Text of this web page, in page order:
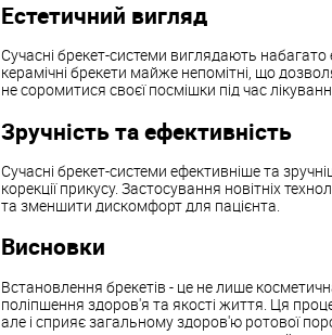
Естетичний вигляд
Сучасні брекет-системи виглядають набагато
керамічні брекети майже непомітні, що
не соромитися своєї посмішки під час
Зручність та ефективність
Сучасні брекет-системи ефективніше та
корекції прикусу. Застосування новітніх
та зменшити дискомфорт для пацієнта.
Висновки
Встановлення брекетів - це не лише
поліпшення здоров'я та якості життя. Ця
але і сприяє загальному здоров'ю ротової